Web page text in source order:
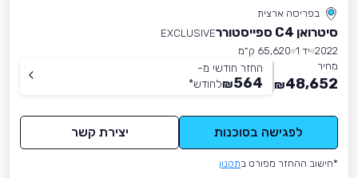
בפריסה ארצית
סיטרואן C4 ספייסטורר
EXCLUSIVE
2022 יד 1
65,620 ק״מ
מחיר
48,652
₪
החזר חודשי מ-
564
₪לחודש*
לפגישה בסוכנות יצירת קשר
*חישוב ההחזר מפורט בתקנון